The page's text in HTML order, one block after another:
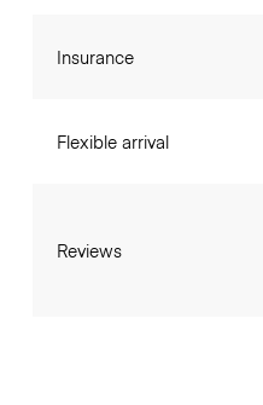
Insurance
Flexible arrival
Reviews